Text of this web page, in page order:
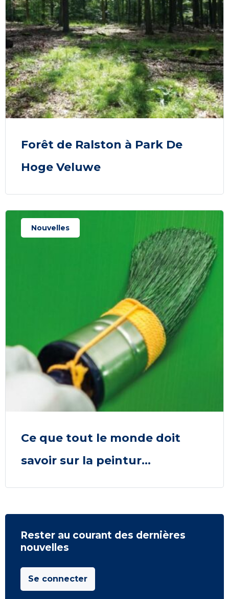
Forêt de Ralston à Park De
Hoge Veluwe
Nouvelles
Ce que tout le monde doit
savoir sur la peintur...
Rester au courant des dernières
nouvelles
Se connecter